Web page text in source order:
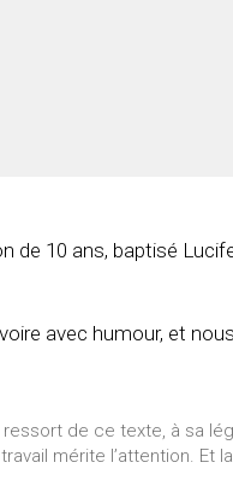
de 10 ans, baptisé
avec humour, et
de ce texte, à sa
mérite l’attention. Et